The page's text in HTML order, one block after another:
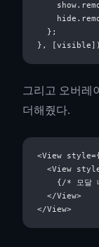
  };
그리고 오버레
더해줬다.
<View
<View
{/* 모달
  </View>